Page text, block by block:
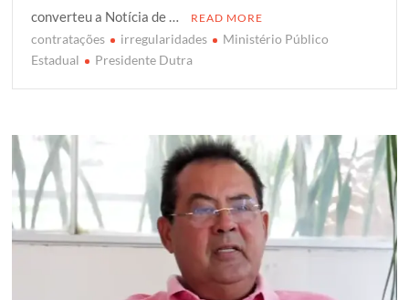
r
o
k
p
p
r
converteu a Notícia de …
READ MORE
contratações irregularidades
Ministério Público
Estadual
Presidente Dutra